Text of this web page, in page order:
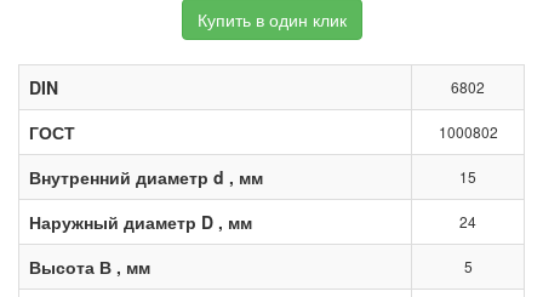
Купить в один клик
DIN 6802
ГОСТ 1000802
Внутренний диаметр d , мм 15
Наружный диаметр D , мм 24
Высота В , мм 5